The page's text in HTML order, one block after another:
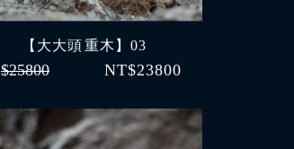
【大大頭 重木】03
$25800 NT$23800